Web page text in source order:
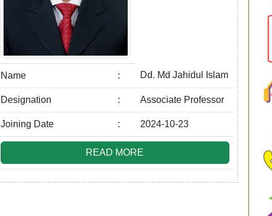
Name : Dd. Md Jahidul Islam
Designation : Associate Professor
Joining Date : 2024-10-23
READ MORE